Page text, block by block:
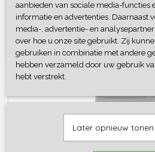
Ook interessant
aanbieden van sociale media-functies
informatie en advertenties. Daarnaast
media-, advertentie- en
over hoe u onze site gebruikt. Zij
gebruiken in combinatie met andere
hebben verzameld door uw gebruik
hebt verstrekt.
Later opnieuw tonen